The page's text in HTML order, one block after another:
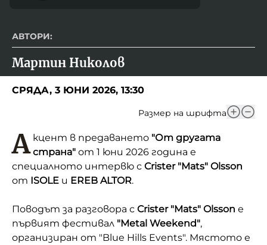
АВТОРИ:
Мартин Николов
СРЯДА, 3 ЮНИ 2026, 13:30
Размер на шрифта
А кцент в предаването "От другата
страна" от 1 юни 2026 година е
специалното интервю с Crister "Mats" Olsson
от ISOLE и EREB ALTOR.
Поводът за разговора с Crister "Mats" Olsson е
първият фестивал "Metal Weekend",
организиран от "Blue Hills Events". Мястото е